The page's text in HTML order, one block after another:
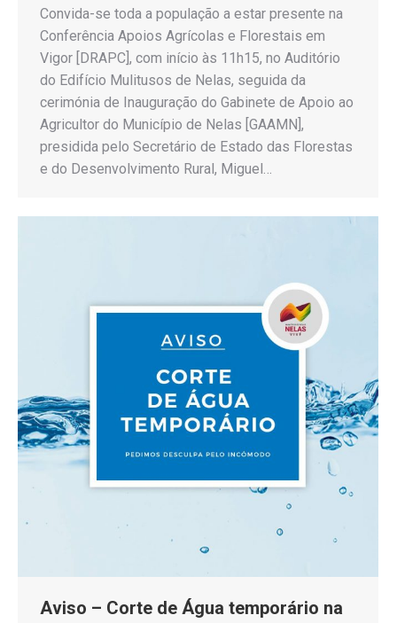
Convida-se toda a população a estar presente na
Conferência Apoios Agrícolas e Florestais em
Vigor [DRAPC], com início às 11h15, no Auditório
do Edifício Mulitusos de Nelas, seguida da
cerimónia de Inauguração do Gabinete de Apoio ao
Agricultor do Município de Nelas [GAAMN],
presidida pelo Secretário de Estado das Florestas
e do Desenvolvimento Rural, Miguel…
Aviso – Corte de Água temporário na